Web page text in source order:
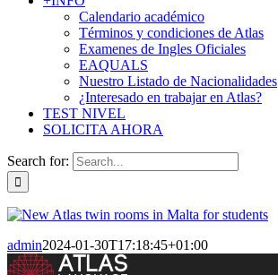
Calendario académico
Términos y condiciones de Atlas
Examenes de Ingles Oficiales
EAQUALS
Nuestro Listado de Nacionalidades
¿Interesado en trabajar en Atlas?
TEST NIVEL
SOLICITA AHORA
Search for:
admin2024-01-30T17:18:45+01:00